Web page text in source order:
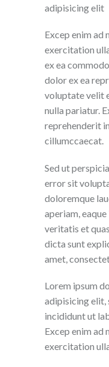
adipisicing elit
Excep enim ad
exercitation
ex ea
dolor ex ea
voluptate velit
nulla pariatur.
reprehenderit
cillumccaecat.
Sed ut
error sit
doloremque
aperiam,
veritatis et
dicta sunt
amet,
Lorem ipsum
adipisicing elit,
incididunt ut
Excep enim ad
exercitation